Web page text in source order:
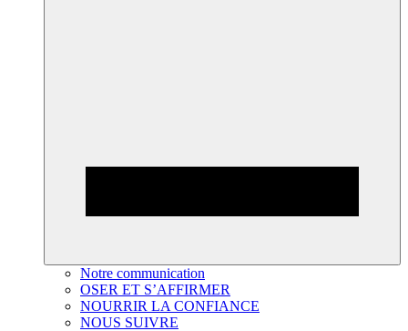
Notre communication
OSER ET S’AFFIRMER
NOURRIR LA CONFIANCE
NOUS SUIVRE